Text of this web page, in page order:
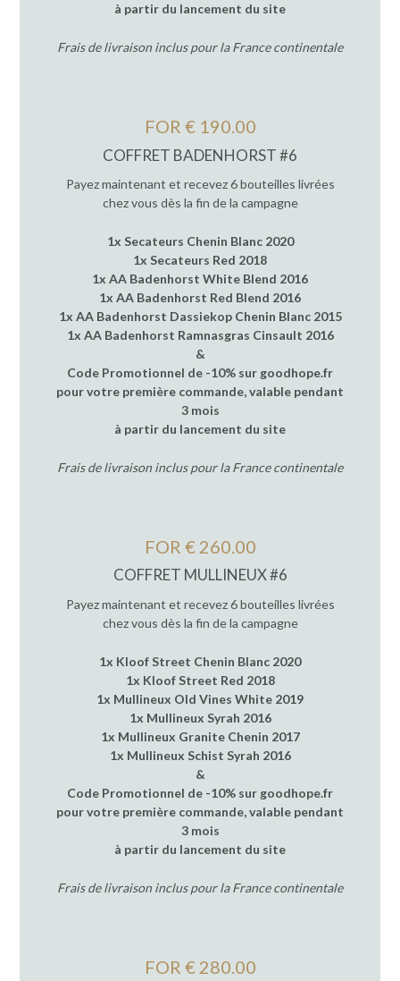
à partir du lancement du site
Frais de livraison inclus pour la France continentale
FOR € 190.00
COFFRET BADENHORST #6
Payez maintenant et recevez 6 bouteilles livrées
chez vous dès la fin de la campagne
1x Secateurs Chenin Blanc 2020
1x Secateurs Red 2018
1x AA Badenhorst White Blend 2016
1x AA Badenhorst Red Blend 2016
1x AA Badenhorst Dassiekop Chenin Blanc 2015
1x AA Badenhorst Ramnasgras Cinsault 2016
&
Code Promotionnel de -10% sur goodhope.fr
pour votre première commande, valable pendant
3 mois
à partir du lancement du site
Frais de livraison inclus pour la France continentale
FOR € 260.00
COFFRET MULLINEUX #6
Payez maintenant et recevez 6 bouteilles livrées
chez vous dès la fin de la campagne
1x Kloof Street Chenin Blanc 2020
1x Kloof Street Red 2018
1x Mullineux Old Vines White 2019
1x Mullineux Syrah 2016
1x Mullineux Granite Chenin 2017
1x Mullineux Schist Syrah 2016
&
Code Promotionnel de -10% sur goodhope.fr
pour votre première commande, valable pendant
3 mois
à partir du lancement du site
Frais de livraison inclus pour la France continentale
FOR € 280.00